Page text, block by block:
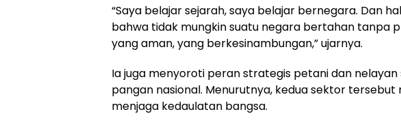
“Saya belajar sejarah, saya belajar bernegara. Dan
bahwa tidak mungkin suatu negara bertahan tanpa
yang aman, yang berkesinambungan,” ujarnya.
Ia juga menyoroti peran strategis petani dan
pangan nasional. Menurutnya, kedua sektor
menjaga kedaulatan bangsa.